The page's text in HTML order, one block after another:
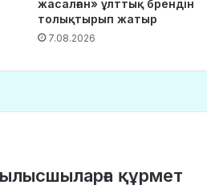
жасалған» ұлттық брендін
толықтырып жатыр
7.08.2026